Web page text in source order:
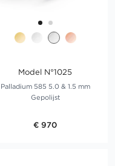
Model N°1025
Palladium 585 5.0 & 1.5 mm
Gepolijst
€ 970